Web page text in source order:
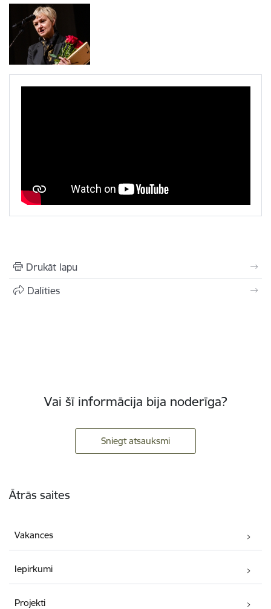
Drukāt lapu
Dalīties
Vai šī informācija bija noderīga?
Sniegt atsauksmi
Ātrās saites
Vakances
Iepirkumi
Projekti